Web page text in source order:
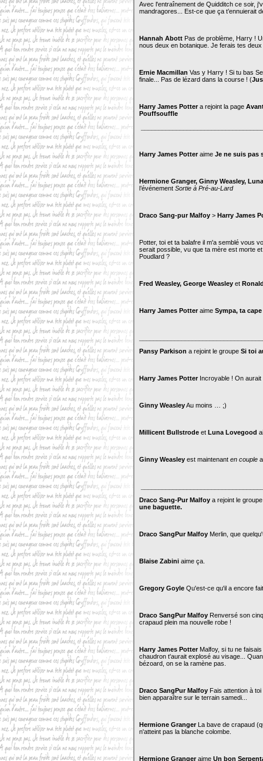
Avec l'entraînement de Quidditch ce soir,
mandragores... Est-ce que ça t’ennuierait
Hannah Abott Pas de problème, Harry !
nous deux en botanique. Je ferais tes
Ernie Macmillan Vas y Harry ! Si tu bas
finale... Pas de lézard dans la course ! (
Harry James Pottera rejoint la page
Pouffsouffle
Harry James Potteraime Je ne suis pas
Hermione Granger, Ginny Weasley,
l’événement Sortie à Pré-au-Lard
Draco Sang-pur Malfoy > Harry James
Potter, toi et ta balafre il m'a semblé vous
serait possible, vu que ta mère est morte
Poudlard ?
Fred Weasley, George Weasley et
Harry James Potteraime Sympa, ta cape
Pansy Parkison a rejoint le groupe Si toi
Harry James Potter Incroyable ! On
Ginny WeasleyAu moins … ;)
Millicent Bullstrode et Luna Lovegood
Ginny Weasley est maintenant en couple
Draco Sang-Pur Malfoy a rejoint le
une baguette.
Draco SangPur Malfoy Merlin, que
Blaise Zabini aime ça.
Gregory Goyle Qu'est-ce qu'il a encore
Draco SangPur Malfoy Renversé son
crapaud plein ma nouvelle robe !
Harry James Potter Malfoy, si tu ne
chaudron t'aurait explosé au visage...
bézoard, on se la ramène pas.
Draco SangPur Malfoy Fais attention à
bien apparaître sur le terrain samedi...
Hermione Granger La bave de crapaud
n'atteint pas la blanche colombe.
Hermione Grangeraime Un bon